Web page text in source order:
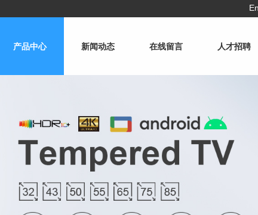
产品中心 新闻动态 在线留言 人才招聘